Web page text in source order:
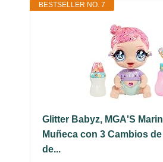
BESTSELLER NO. 7
Glitter Babyz, MGA'S
Muñeca con 3 Cambios
de...